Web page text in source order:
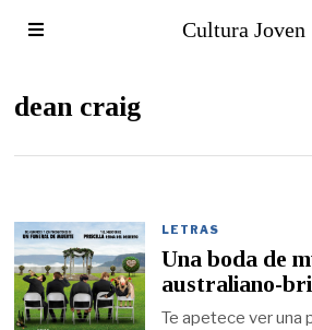
Cultura Joven
dean craig
LETRAS
Una boda de
australiano-
Te apetece ver una